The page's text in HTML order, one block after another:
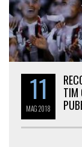
11
MAG2018
TIM